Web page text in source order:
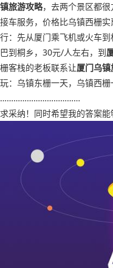
镇旅游攻略，去两个景区都很
接车服务，价格比乌镇西栅实
行：先从厦门乘飞机或火车
巴到桐乡，30元/人左右，到
栅客栈的老板联系让厦门乌
玩：乌镇东栅一天，乌镇西
………………………………
求采纳！同时希望我的答案